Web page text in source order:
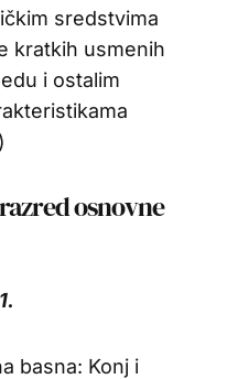
sredstvima
kratkih usmenih
i ostalim
osnovne
basna: Konj i